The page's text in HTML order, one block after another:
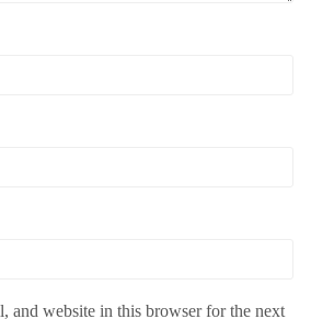
and website in this browser for the next